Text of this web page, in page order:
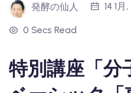
発酵の仙人 14 1月
0 Secs Read
特別講座「分